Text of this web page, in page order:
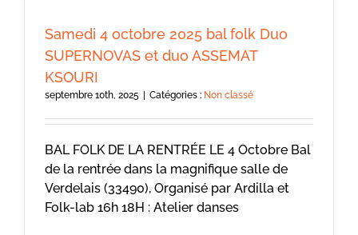
Samedi 4 octobre 2025 bal folk Duo
SUPERNOVAS et duo ASSEMAT
KSOURI
septembre 10th, 2025 Catégories : Non classé
BAL FOLK DE LA RENTRÉE LE 4 Octobre Bal
de la rentrée dans la magnifique salle de
Verdelais (33490), Organisé par Ardilla et
Folk-lab 16h 18H : Atelier danses